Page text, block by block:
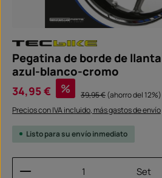
Pegatina de borde de
azul-blanco-cromo
Precio de venta:
34,95 € % Precio normal:
39,95 €(ahorro del 12%)
Precios con IVA incluido, más gastos de envío
Listo para su envío inmediato
Cantidad del producto:Set